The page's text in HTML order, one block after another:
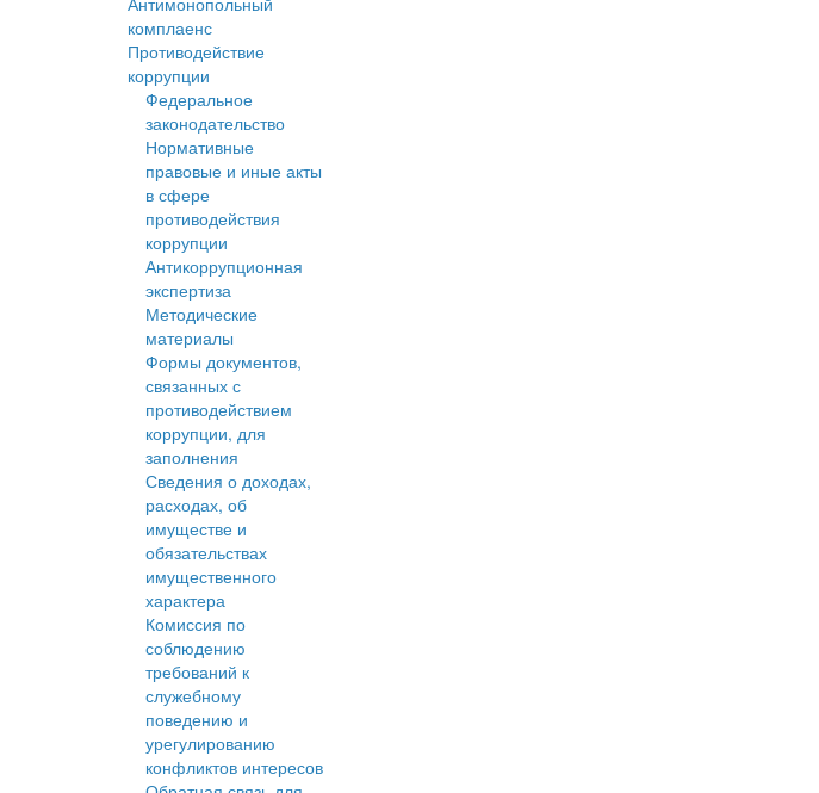
комплаенс
Противодействие
коррупции
Федеральное
законодательство
Нормативные
правовые и иные акты
в сфере
противодействия
коррупции
Антикоррупционная
экспертиза
Методические
материалы
Формы документов,
связанных с
противодействием
коррупции, для
заполнения
Сведения о доходах,
расходах, об
имуществе и
обязательствах
имущественного
характера
Комиссия по
соблюдению
требований к
служебному
поведению и
урегулированию
конфликтов интересов